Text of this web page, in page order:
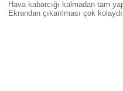
Hava kabarcığı kalmadan tam
Ekrandan çıkarılması çok